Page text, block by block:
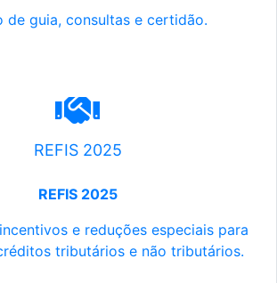
de guia, consultas e certidão.
REFIS 2025
REFIS 2025
e reduções especiais para
tributários e não tributários.